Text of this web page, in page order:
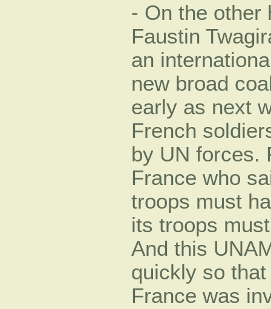
- On the other
Faustin
an
new broad
early as next
French
by UN forces.
France who
troops must
its troops
And this
quickly so
France was